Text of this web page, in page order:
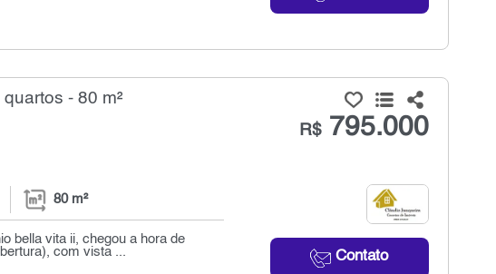
- 80 m²
R$795.000
Contato
80 m²
bella vita ii, chegou a hora de
com vista ...